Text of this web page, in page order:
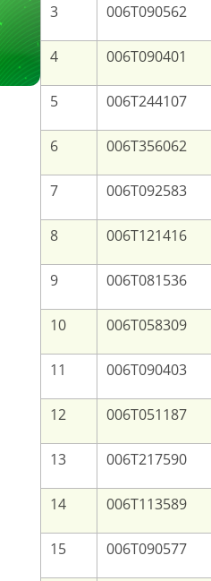
3 006T090562
4 006T090401
5 006T244107
6 006T356062
7 006T092583
8 006T121416
9 006T081536
10 006T058309
11 006T090403
12 006T051187
13 006T217590
14 006T113589
15 006T090577